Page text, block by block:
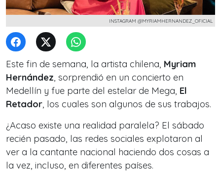
INSTAGRAM @MYRIAMHERNANDEZ_OFICIAL
Este fin de semana, la artista chilena, Myriam
Hernández, sorprendió en un concierto en
Medellín y fue parte del estelar de Mega, El
Retador, los cuales son algunos de sus trabajos.
¿Acaso existe una realidad paralela? El sábado
recién pasado, las redes sociales explotaron al
ver a la cantante nacional haciendo dos cosas a
la vez, incluso, en diferentes países.